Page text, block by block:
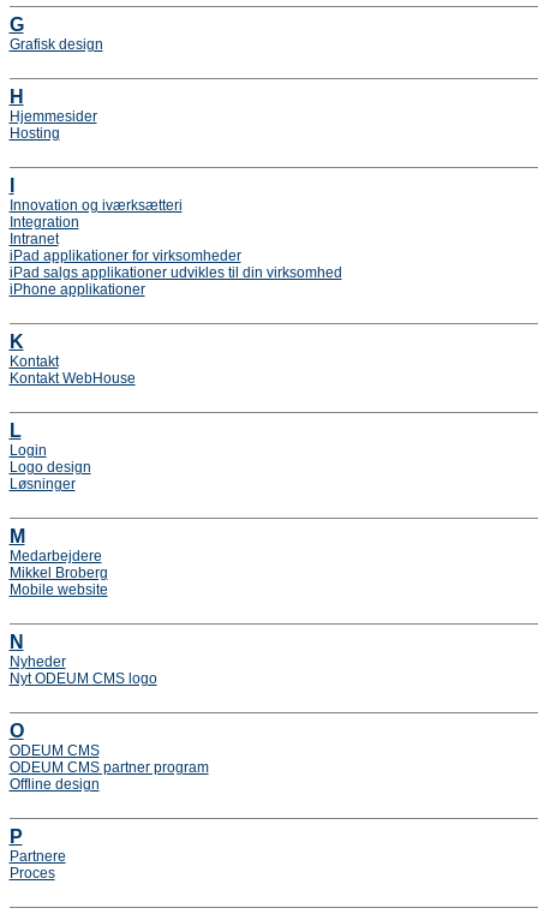
G
Grafisk design
H
Hjemmesider
Hosting
Innovation og iværksætteri
Integration
Intranet
iPad applikationer for virksomheder
iPad salgs applikationer udvikles til din virksomhed
iPhone applikationer
K
Kontakt
Kontakt WebHouse
L
Login
Logo design
Løsninger
M
Medarbejdere
Mikkel Broberg
Mobile website
N
Nyheder
Nyt ODEUM CMS logo
O
ODEUM CMS
ODEUM CMS partner program
Offline design
P
Partnere
Proces